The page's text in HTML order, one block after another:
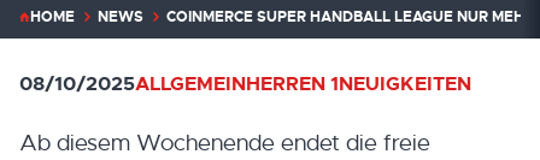
HOME NEWS COINMERCE SUPER HANDBALL LEAGUE NUR MEHR
08/10/2025ALLGEMEINHERREN 1NEUIGKEITEN
Ab diesem Wochenende endet die freie